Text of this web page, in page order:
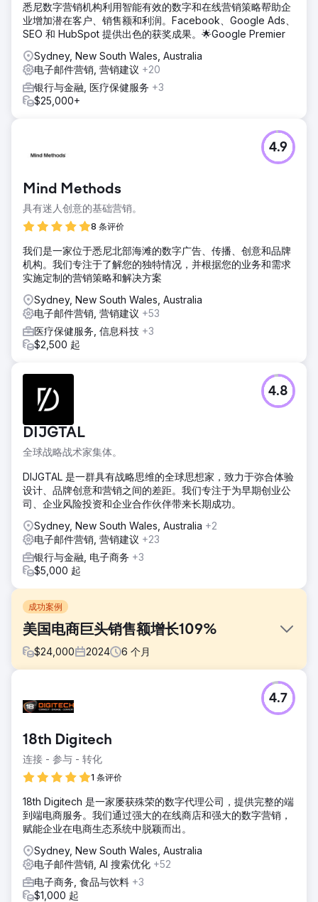
悉尼数字营销机构利用智能有效的数字和在线营销策略帮助企
业增加潜在客户、销售额和利润。Facebook、Google Ads、
SEO 和 HubSpot 提供出色的获奖成果。🌟Google Premier
Sydney, New South Wales, Australia
电子邮件营销, 营销建议 +20
银行与金融, 医疗保健服务 +3
$25,000+
Mind Methods
具有迷人创意的基础营销。
8 条评价
4.9
我们是一家位于悉尼北部海滩的数字广告、传播、创意和品牌
机构。我们专注于了解您的独特情况，并根据您的业务和需求
实施定制的营销策略和解决方案
Sydney, New South Wales, Australia
电子邮件营销, 营销建议 +53
医疗保健服务, 信息科技 +3
$2,500 起
DIJGTAL
全球战略战术家集体。
4.8
DIJGTAL 是一群具有战略思维的全球思想家，致力于弥合体验
设计、品牌创意和营销之间的差距。我们专注于为早期创业公
司、企业风险投资和企业合作伙伴带来长期成功。
Sydney, New South Wales, Australia +2
电子邮件营销, 营销建议 +23
银行与金融, 电子商务 +3
$5,000 起
成功案例
美国电商巨头销售额增长109%
$24,000 2024 6 个月
客户的 Shopify 商店虽然吸引了稳定的流量，但却面临销售增
长停滞、复购率低以及付费广告回报率低等困境。他们的营销
程。
解决方案
我们实施了人工智能客户细分来瞄准高意向买家，重建电子邮
资回报率，并集成 HubSpot CRM 来实现完整的销售渠道可视
性和绩效跟踪。
六个月内，在线销售额增长了109%，复购率提升了32%，付
费广告投资回报率也从1.8倍提升至4.5倍。客户获得了实时销
售洞察，从而能够更快地做出决策并更高效地进行营销支出，
最终实现了可持续的增长轨迹。
18th Digitech
连接 - 参与 - 转化
1 条评价
4.7
18th Digitech 是一家屡获殊荣的数字代理公司，提供完整的端
到端电商服务。我们通过强大的在线商店和强大的数字营销，
赋能企业在电商生态系统中脱颖而出。
Sydney, New South Wales, Australia
电子邮件营销, AI 搜索优化 +52
电子商务, 食品与饮料 +3
$1,000 起